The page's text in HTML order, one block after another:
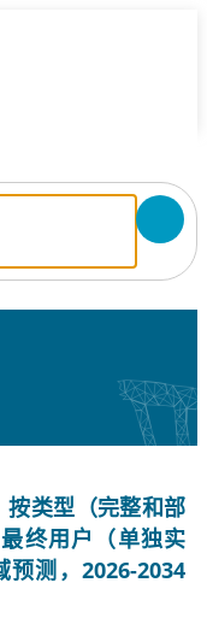
类型（完整和部
终用户（单独实
测，2026-2034